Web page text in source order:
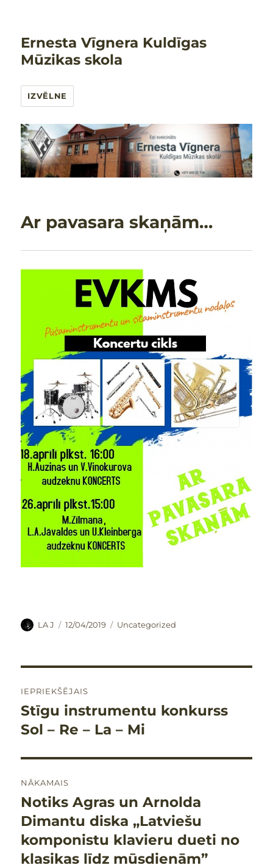
Ernesta Vīgnera Kuldīgas
Mūzikas skola
IZVĒLNE
Ar pavasara skaņām…
Autors
LA J Publicēts
12/04/2019 Kategorijas
Uncategorized
izvēlne
IEPRIEKŠĒJAIS
Iepriekšējais
raksts:
Stīgu instrumentu konkurss
Sol – Re – La – Mi
NĀKAMAIS
Nākamais
raksts:
Notiks Agras un Arnolda
Dimantu diska „Latviešu
komponistu klavieru dueti no
klasikas līdz mūsdienām”